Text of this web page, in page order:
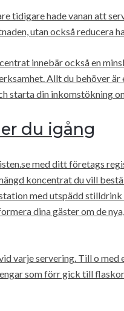
tidigare hade vanan att
utan också reducera
innebär också en
Allt du behöver
starta din inkomstökning
du igång
med ditt företags
koncentrat du vill
med utspädd
dina gäster om de
varje servering. Till o
som förr gick till